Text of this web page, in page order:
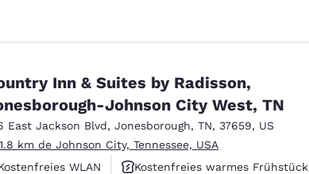
Inn & Suites by Radisson,
Johnson City West, TN
East Jackson Blvd, Jonesborough, TN, 37659, US
km de Johnson City, Tennessee, USA
WLAN
Kostenfreies warmes Frühstück